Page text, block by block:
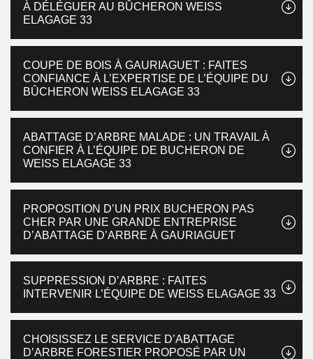
À DÉLÉGUER AU BÛCHERON WEISS
ELAGAGE 33
COUPE DE BOIS À GAURIAGUET : FAITES
CONFIANCE À L’EXPERTISE DE L’ÉQUIPE DU
BÛCHERON WEISS ELAGAGE 33
ABATTAGE D’ARBRE MALADE : UN TRAVAIL À
CONFIER À L’ÉQUIPE DE BUCHERON DE
WEISS ELAGAGE 33
PROPOSITION D’UN PRIX BUCHERON PAS
CHER PAR UNE GRANDE ENTREPRISE
D’ABATTAGE D’ARBRE À GAURIAGUET
SUPPRESSION D’ARBRE : FAITES
INTERVENIR L’ÉQUIPE DE WEISS ELAGAGE 33
CHOISISSEZ LE SERVICE D’ABATTAGE
D’ARBRE FORESTIER PROPOSÉ PAR UN